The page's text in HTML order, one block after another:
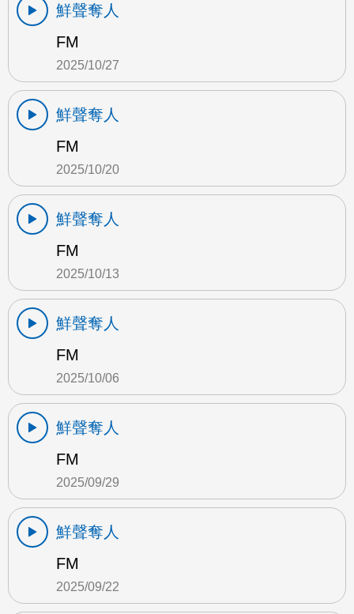
鮮聲奪人
FM
2025/10/27
鮮聲奪人
FM
2025/10/20
鮮聲奪人
FM
2025/10/13
鮮聲奪人
FM
2025/10/06
鮮聲奪人
FM
2025/09/29
鮮聲奪人
FM
2025/09/22